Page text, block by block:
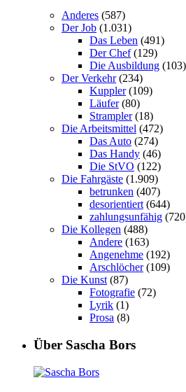
Anderes (587)
Der Job (1.031)
Das Leben (491)
Der Chef(129)
Die Ausbildung (103)
Der Verkehr(234)
Kuppler(109)
Läufer(80)
Strampler(18)
Die Arbeitsmittel (472)
Das Auto (274)
Das Handy (46)
Die StVO (122)
Die Fahrgäste (1.909)
betrunken (407)
desorientiert (644)
zahlungsunfähig
Die Kollegen (488)
Andere (163)
Angenehme (192)
Arschlöcher(109)
Die Kunst (87)
Fotografie (72)
Lyrik (1)
Prosa (8)
Über Sascha Bors